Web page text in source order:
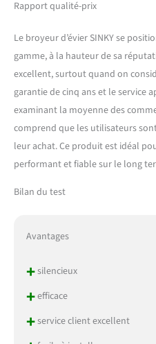
Rapport qualité-prix
Le broyeur d’évier SINKY se
gamme, à la hauteur de sa
excellent, surtout quand on
garantie de cinq ans et le service
examinant la moyenne des
comprend que les utilisateurs
leur achat. Ce produit est idéal
performant et fiable sur le long
Bilan du test
Avantages
+silencieux
+efficace
+service client excellent